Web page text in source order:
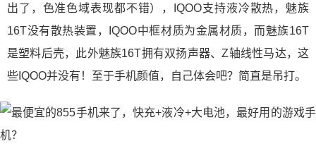
出了，色准色域表现都不错），IQOO支持液冷散热，魅族
16T没有散热装置，IQOO中框材质为金属材质，而魅族16T
是塑料后壳，此外魅族16T拥有双扬声器、Z轴线性马达，这
些IQOO并没有！至于手机颜值，自己体会吧？简直是吊打。